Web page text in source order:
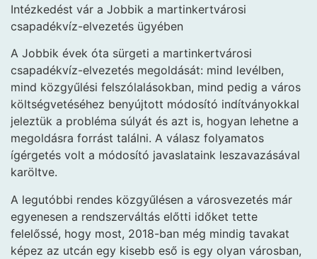
Intézkedést vár a Jobbik a martinkertvárosi
csapadékvíz-elvezetés ügyében
A Jobbik évek óta sürgeti a martinkertvárosi
csapadékvíz-elvezetés megoldását: mind levélben,
mind közgyűlési felszólalásokban, mind pedig a város
költségvetéséhez benyújtott módosító indítványokkal
jeleztük a probléma súlyát és azt is, hogyan lehetne a
megoldásra forrást találni. A válasz folyamatos
ígérgetés volt a módosító javaslataink leszavazásával
karöltve.
A legutóbbi rendes közgyűlésen a városvezetés már
egyenesen a rendszerváltás előtti időket tette
felelőssé, hogy most, 2018-ban még mindig tavakat
képez az utcán egy kisebb eső is egy olyan városban,